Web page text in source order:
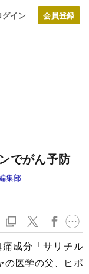
グイン
でがん予防
集部
成分「サリチル
の医学の父、ヒポ